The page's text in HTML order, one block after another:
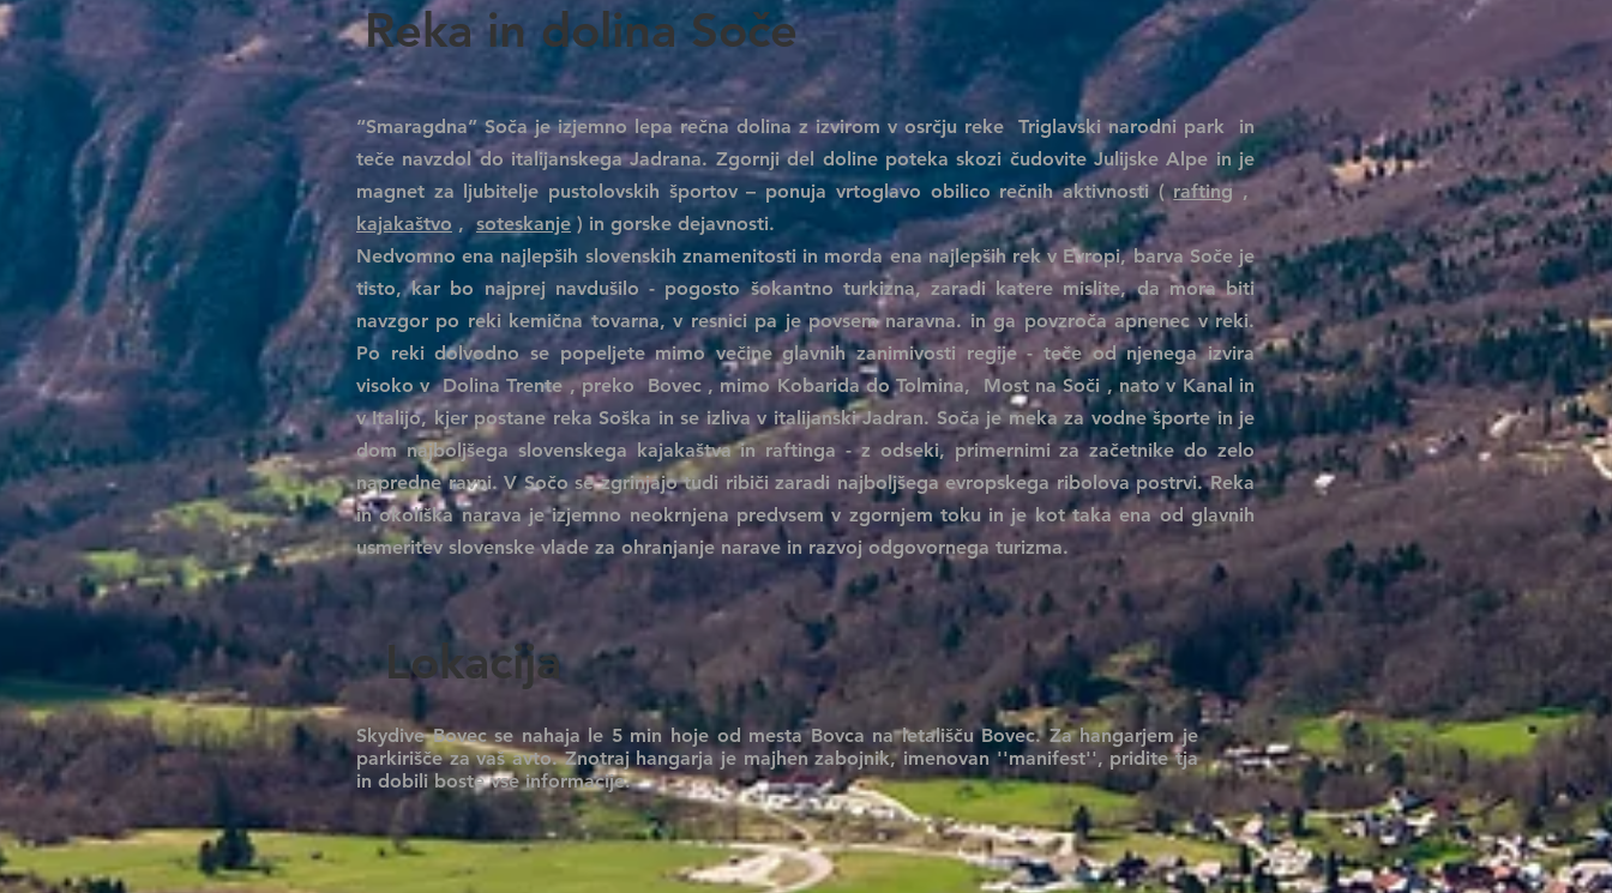
Reka in dolina Soče
“Smaragdna” Soča je izjemno lepa rečna dolina z izvirom v osrčju reke Triglavski narodni park
in
teče navzdol do italijanskega Jadrana. Zgornji del doline poteka skozi čudovite Julijske Alpe in je
magnet za ljubitelje pustolovskih športov – ponuja vrtoglavo obilico rečnih aktivnosti (rafting,
kajakaštvo , soteskanje ) in gorske dejavnosti.
Nedvomno ena najlepših slovenskih znamenitosti in morda ena najlepših rek v Evropi, barva Soče je
tisto, kar bo najprej navdušilo - pogosto šokantno turkizna, zaradi katere mislite, da mora biti
navzgor po reki kemična tovarna, v resnici pa je povsem naravna. in ga povzroča apnenec v reki.
Po reki dolvodno se popeljete mimo večine glavnih zanimivosti regije - teče od njenega izvira
visoko v Dolina Trente, preko Bovec, mimo Kobarida do Tolmina, Most na Soči , nato v Kanal in
v Italijo, kjer postane reka Soška in se izliva v italijanski Jadran. Soča je meka za vodne športe in je
dom najboljšega slovenskega kajakaštva in raftinga - z odseki, primernimi za začetnike do zelo
napredne ravni. V Sočo se zgrinjajo tudi ribiči zaradi najboljšega evropskega ribolova postrvi. Reka
in okoliška narava je izjemno neokrnjena predvsem v zgornjem toku in je kot taka ena od glavnih
usmeritev slovenske vlade za ohranjanje narave in razvoj odgovornega turizma.
Lokacija
Skydive Bovec se nahaja le 5 min hoje od mesta Bovca na letališču Bovec. Za hangarjem je
parkirišče za vaš avto. Znotraj hangarja je majhen zabojnik, imenovan ''manifest'', pridite tja
in dobili boste vse informacije.